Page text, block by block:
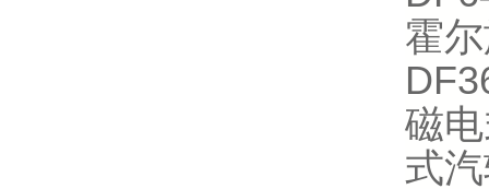
霍
磁
式